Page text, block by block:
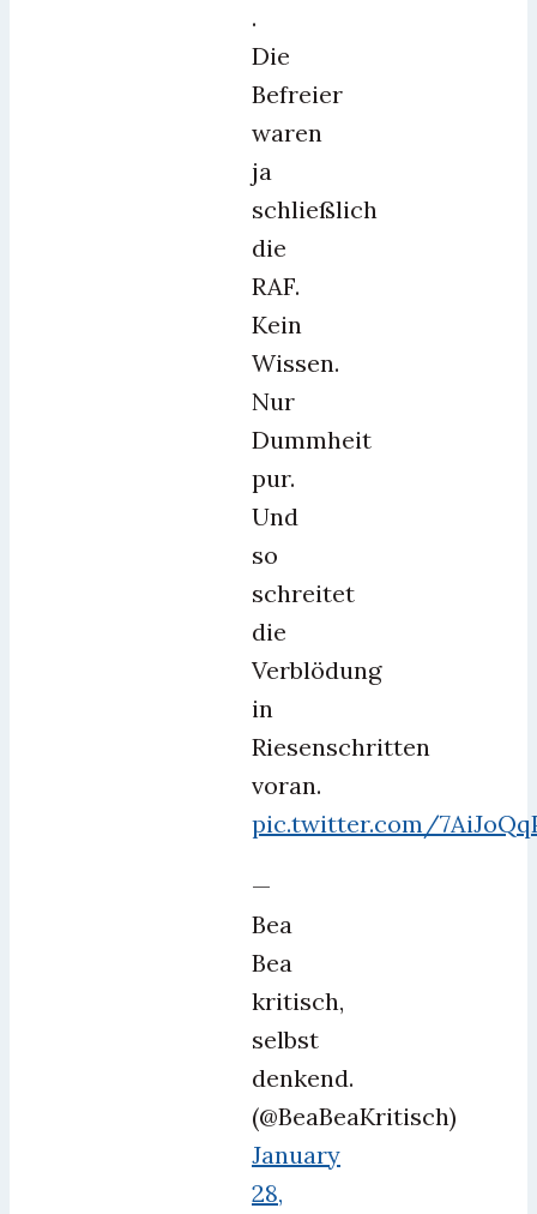
.
Die
Befreier
waren
ja
schließlich
die
RAF.
Kein
Wissen.
Nur
Dummheit
pur.
Und
so
schreitet
die
Verblödung
in
Riesenschritten
voran.
pic.twitter.com/
—
Bea
Bea
kritisch,
selbst
denkend.
(@BeaBeaKritisch)
January
28,